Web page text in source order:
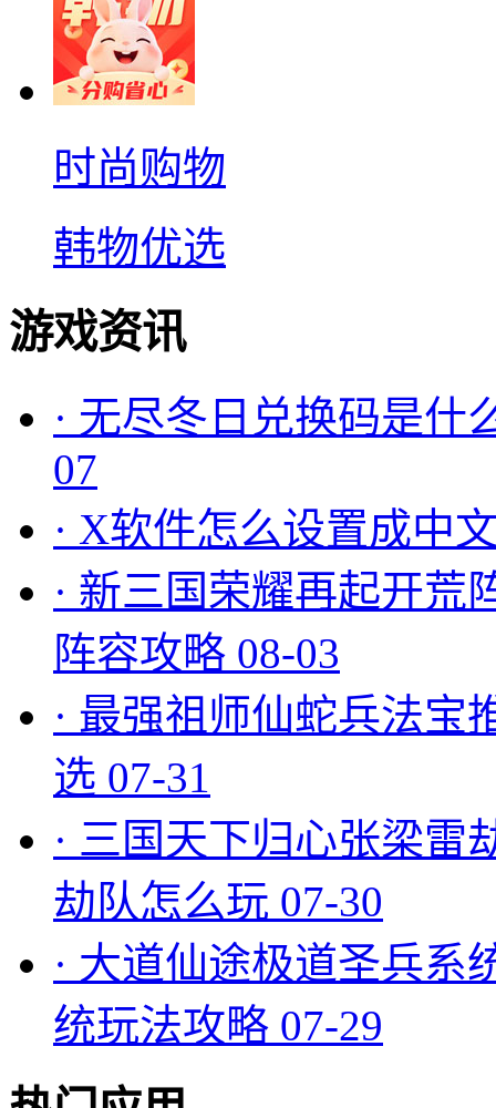
时尚购物
韩物优选
游戏资讯
· 无尽冬日兑换码是什
07
· X软件怎么设置成中
· 新三国荣耀再起开荒
阵容攻略 08-03
· 最强祖师仙蛇兵法宝
选 07-31
· 三国天下归心张梁雷
劫队怎么玩 07-30
· 大道仙途极道圣兵系
统玩法攻略 07-29